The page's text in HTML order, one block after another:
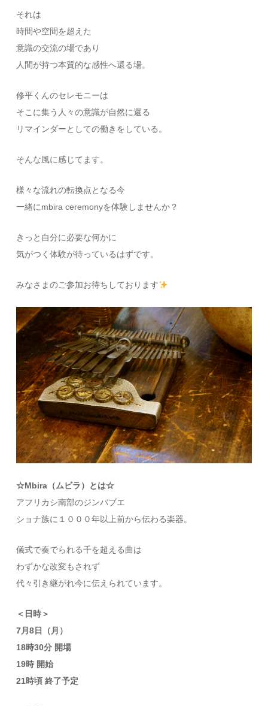
それは
時間や空間を超えた
意識の交流の場であり
人間が持つ本質的な感性へ還る場。
修平くんのセレモニーは
そこに集う人々の意識が自然に還る
リマインダーとしての働きをしている。
そんな風に感じてます。
様々な流れの転換点となる今
一緒にmbira ceremonyを体験しませんか？
きっと自分に必要な何かに
気がつく体験が待っているはずです。
みなさまのご参加お待ちしております
☆Mbira（ムビラ）とは☆
アフリカシ南部のジンバブエ
ショナ族に１０００年以上前から伝わる楽器。
儀式で奏でられる千を超える曲は
わずかな改変もされず
代々引き継がれ今に伝えられています。
＜日時＞
7月8日（月）
18時30分 開場
19時 開始
21時頃 終了予定